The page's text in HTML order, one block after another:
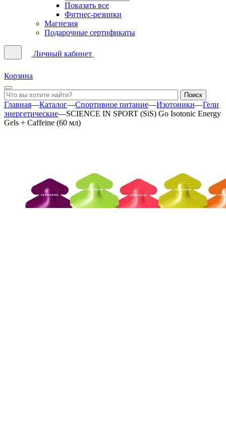
Показать все
Фитнес-резинки
Магнезия
Подарочные сертификаты
Личный кабинет
Корзина
Главная—Каталог—Спортивное питание—Изотоники—Гели
энергетические—SCIENCE IN SPORT (SiS) Go Isotonic Energy
Gels + Caffeine (60 мл)